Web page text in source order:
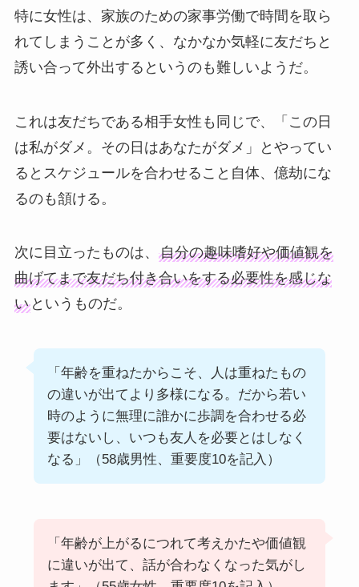
特に女性は、家族のための家事労働で時間を取ら
れてしまうことが多く、なかなか気軽に友だちと
誘い合って外出するというのも難しいようだ。
これは友だちである相手女性も同じで、「この日
は私がダメ。その日はあなたがダメ」とやってい
るとスケジュールを合わせること自体、億劫にな
るのも頷ける。
次に目立ったものは、 自分の趣味嗜好や価値観を
曲げてまで友だち付き合いをする必要性を感じな
いというものだ。
「年齢を重ねたからこそ、人は重ねたもの
の違いが出てより多様になる。だから若い
時のように無理に誰かに歩調を合わせる必
要はないし、いつも友人を必要とはしなく
なる」（58歳男性、重要度10を記入）
「年齢が上がるにつれて考えかたや価値観
に違いが出て、話が合わなくなった気がし